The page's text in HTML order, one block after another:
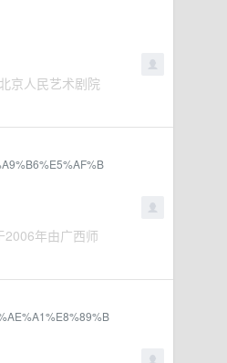
京人民艺术剧院
2006年由广西师